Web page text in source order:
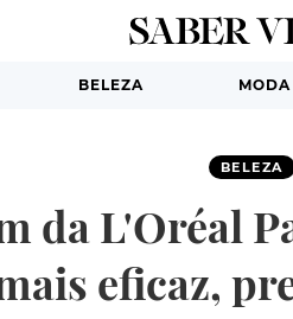
BELEZA MODA
BELEZA
da L'Oréal
eficaz,